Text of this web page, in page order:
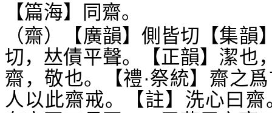
【篇海】同齋。
（齋）【廣韻】側皆切【集
切， 𠀤債平聲。【正韻】潔也
齋，敬也。【禮·祭統】齋之
人以此齋戒。【註】洗心曰